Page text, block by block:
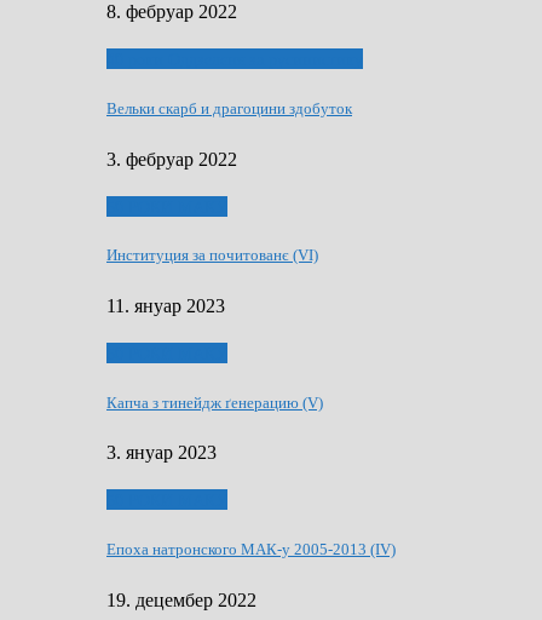
8. фебруар 2022
Вельки скарб и драгоцини здобуток
3. фебруар 2022
Институция за почитованє (VI)
11. януар 2023
Капча з тинейдж ґенерацию (V)
3. януар 2023
Епоха натронского МАК-у 2005-2013 (IV)
19. децембер 2022